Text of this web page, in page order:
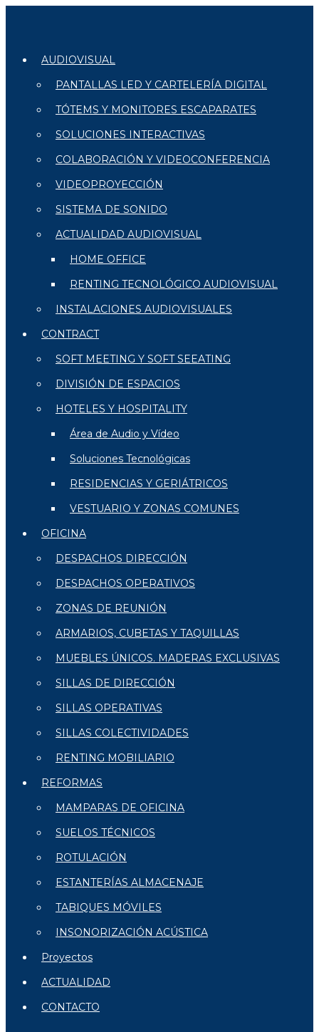
AUDIOVISUAL
PANTALLAS LED Y CARTELERÍA DIGITAL
TÓTEMS Y MONITORES ESCAPARATES
SOLUCIONES INTERACTIVAS
COLABORACIÓN Y VIDEOCONFERENCIA
VIDEOPROYECCIÓN
SISTEMA DE SONIDO
ACTUALIDAD AUDIOVISUAL
HOME OFFICE
RENTING TECNOLÓGICO AUDIOVISUAL
INSTALACIONES AUDIOVISUALES
CONTRACT
SOFT MEETING Y SOFT SEEATING
DIVISIÓN DE ESPACIOS
HOTELES Y HOSPITALITY
Área de Audio y Vídeo
Soluciones Tecnológicas
RESIDENCIAS Y GERIÁTRICOS
VESTUARIO Y ZONAS COMUNES
OFICINA
DESPACHOS DIRECCIÓN
DESPACHOS OPERATIVOS
ZONAS DE REUNIÓN
ARMARIOS, CUBETAS Y TAQUILLAS
MUEBLES ÚNICOS. MADERAS EXCLUSIVAS
SILLAS DE DIRECCIÓN
SILLAS OPERATIVAS
SILLAS COLECTIVIDADES
RENTING MOBILIARIO
REFORMAS
MAMPARAS DE OFICINA
SUELOS TÉCNICOS
ROTULACIÓN
ESTANTERÍAS ALMACENAJE
TABIQUES MÓVILES
INSONORIZACIÓN ACÚSTICA
Proyectos
ACTUALIDAD
CONTACTO